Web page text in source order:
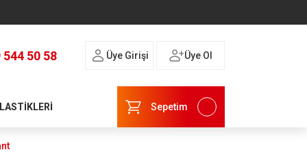
544 50 58 Üye Girişi Üye Ol
Sepetim